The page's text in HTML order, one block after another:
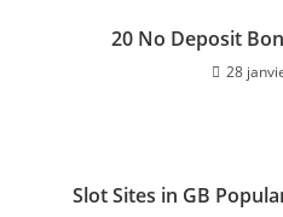
20 No Deposit
28
Slot Sites in GB